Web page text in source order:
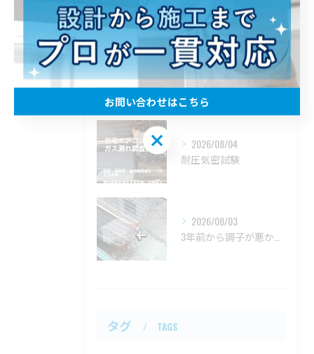
最近の投稿 RECENT POSTS
2026/08/04
【自宅エアコン ガス漏れ修理の一連の流れ】
2026/08/04
耐圧気密試験
2026/08/03
タグ TAGS
お問い合わせはこちら
お問い合わせはこちら